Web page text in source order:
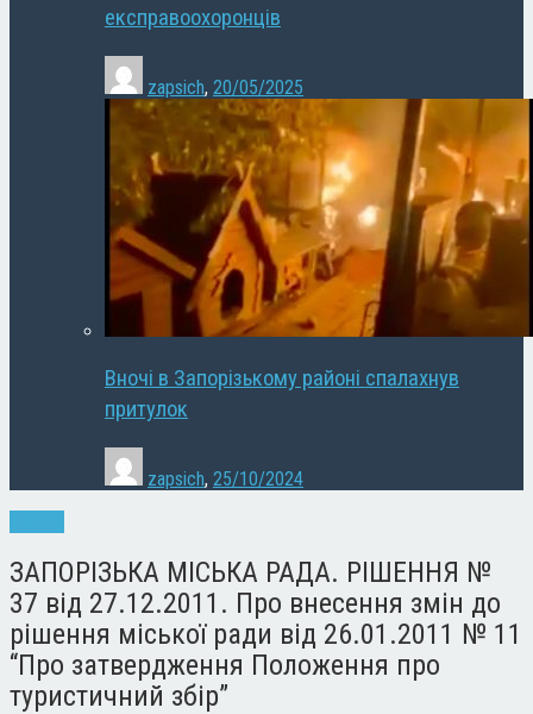
експравоохоронців
zapsich, 20/05/2025
Вночі в Запорізькому районі спалахнув
притулок
zapsich, 25/10/2024
ЗАПОРІЗЬКА МІСЬКА РАДА. РІШЕННЯ №
37 від 27.12.2011. Про внесення змін до
рішення міської ради від 26.01.2011 № 11
“Про затвердження Положення про
туристичний збір”